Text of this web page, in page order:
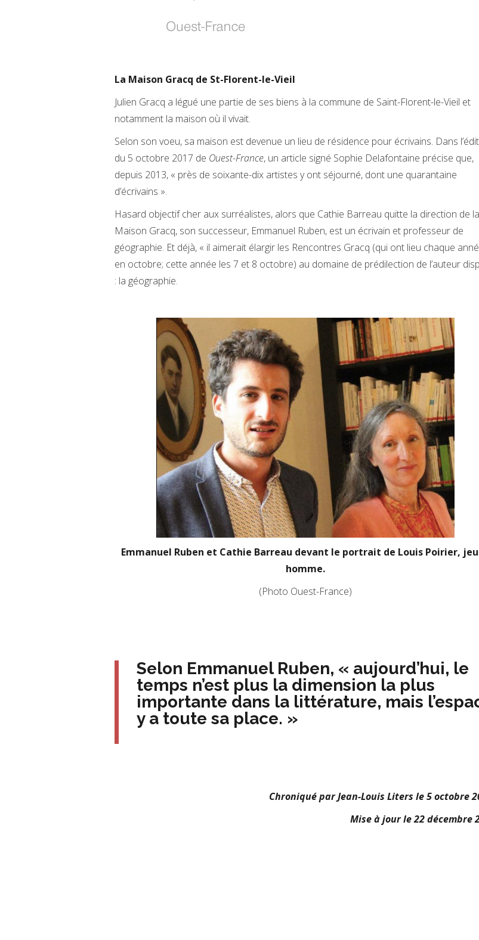
La Maison Gracq de St-Florent-le-Vieil
Julien Gracq a légué une partie de ses biens à la commune de Saint-Florent-le-Vieil et
notamment la maison où il vivait.
Selon son voeu, sa maison est devenue un lieu de résidence pour écrivains. Dans
du 5 octobre 2017 de Ouest-France, un article signé Sophie Delafontaine précise que,
depuis 2013, « près de soixante-dix artistes y ont séjourné, dont une quarantaine
d’écrivains ».
Hasard objectif cher aux surréalistes, alors que Cathie Barreau quitte la direction de la
Maison Gracq, son successeur, Emmanuel Ruben, est un écrivain et professeur de
géographie. Et déjà, « il aimerait élargir les Rencontres Gracq (qui ont lieu chaque
en octobre; cette année les 7 et 8 octobre) au domaine de prédilection de l’auteur
: la géographie.
Emmanuel Ruben et Cathie Barreau devant le portrait de Louis Poirier,
homme.
(Photo Ouest-France)
Selon Emmanuel Ruben, « aujourd’hui, le
temps n’est plus la dimension la plus
importante dans la littérature, mais
y a toute sa place. »
Chroniqué par Jean-Louis Liters le 5 octobre
Mise à jour le 22 décembre